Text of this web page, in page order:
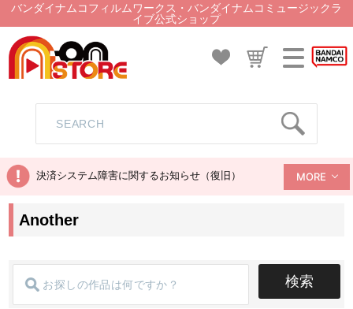
バンダイナムコフィルムワークス・バンダイナムコミュージックラ
イブ公式ショップ
決済システム障害に関するお知らせ（復旧） MORE
Another
検索